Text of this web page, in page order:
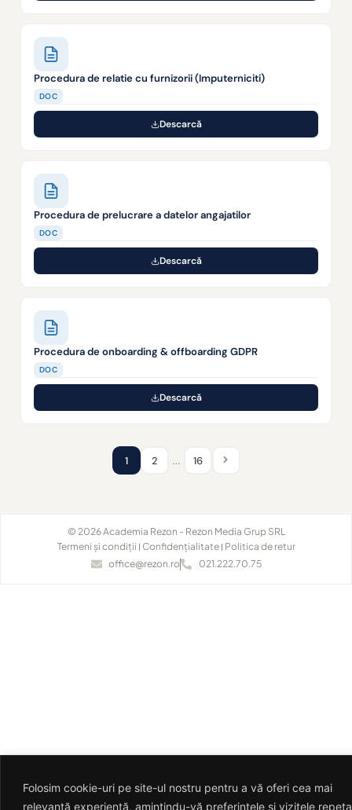
Folosim cookie-uri pe site-ul nostru pentru a vă oferi cea mai
relevantă experiență, amintindu-vă preferințele și vizitele
Procedura de relatie cu furnizorii (Imputerniciti)
DOC
Descarcă
Procedura de prelucrare a datelor angajatilor
DOC
Descarcă
Procedura de onboarding & offboarding GDPR
DOC
Descarcă
1 2 … 16
© 2026 Academia Rezon - Rezon Media Grup SRL
Termeni și condiții Confidențialitate Politica de retur
office@rezon.ro
021.222.70.75